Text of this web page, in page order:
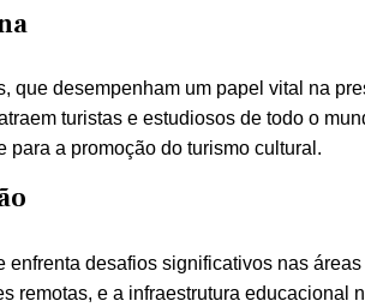
que desempenham um papel vital na
turistas e estudiosos de todo o
a promoção do turismo cultural.
enfrenta desafios significativos nas
remotas, e a infraestrutura educacional